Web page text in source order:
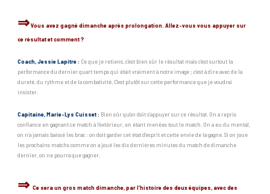
⇒Vous avez gagné dimanche après prolongation. Allez-vous vous appuyer sur
ce résultat et comment ?
Coach, Jessie Lapitre : Ce que je retiens, c’est bien sûr le résultat mais c’est surtout la
performance du dernier quart temps qui était vraiment à notre image ; c’est à dire avec de la
dureté, du rythme et de la combativité. C’est plutôt sur cette performance que je voudrai
insister.
Capitaine, Marie-Lys Cuisset : Bien sûr qu’on doit s’appuyer sur ce résultat. On a repris
confiance en gagnant ce match à l’extérieur, en étant menées tout le match. On a eu du mental,
on n’a jamais baissé les bras : on doit garder cet état d’esprit et cette envie de la gagne. Si on joue
les prochains matchs comme on a joué les dix dernières minutes du match de dimanche
dernier, on ne pourra que gagner.
⇒ Ce sera un gros match dimanche, par l’histoire des deux équipes, avec des